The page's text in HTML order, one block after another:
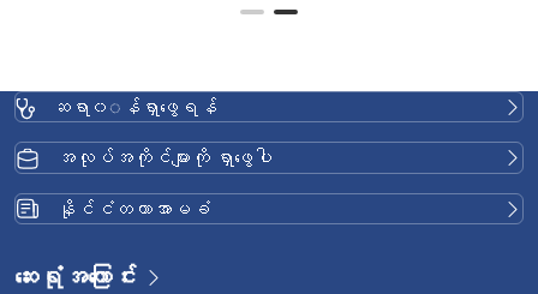
ဆရာ၀◌န်ရှာဖွေရန်
အလုပ်အကိုင်များကို ရှာဖွေပါ
နိုင်ငံတကာအာမခံ
ဆေးရုံအကြောင်း